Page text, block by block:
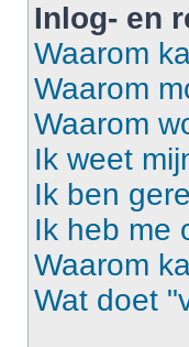
Inlog- en
Waarom
Waarom
Waarom
Ik weet
Ik ben
Ik heb me
Waarom
Wat doet